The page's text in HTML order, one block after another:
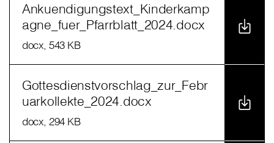
Ankuendigungstext_Kinderkamp
agne_fuer_Pfarrblatt_2024.docx
docx, 543 KB
Gottesdienstvorschlag_zur_Febr
uarkollekte_2024.docx
docx, 294 KB